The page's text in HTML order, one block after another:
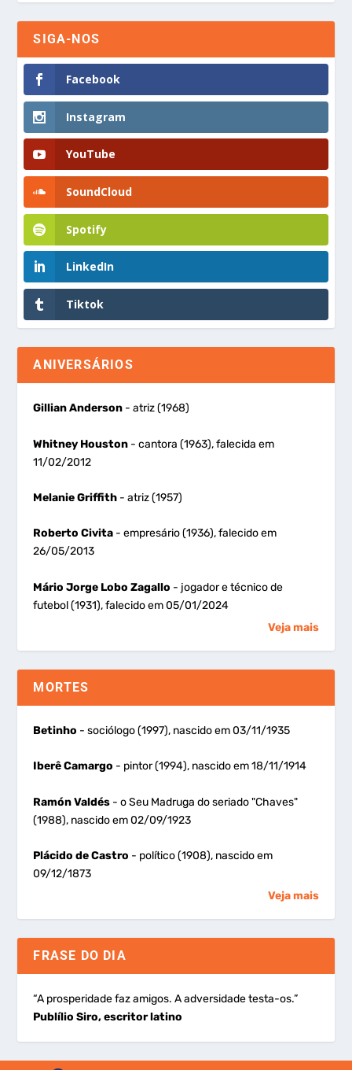
SIGA-NOS
Facebook
Instagram
YouTube
SoundCloud
Spotify
LinkedIn
Tiktok
ANIVERSÁRIOS
Gillian Anderson - atriz (1968)
Whitney Houston - cantora (1963), falecida em
11/02/2012
Melanie Griffith - atriz (1957)
Roberto Civita - empresário (1936), falecido em
26/05/2013
Mário Jorge Lobo Zagallo - jogador e técnico de
futebol (1931), falecido em 05/01/2024
Veja mais
MORTES
Betinho - sociólogo (1997), nascido em 03/11/1935
Iberê Camargo - pintor (1994), nascido em 18/11/1914
Ramón Valdés - o Seu Madruga do seriado "Chaves"
(1988), nascido em 02/09/1923
Plácido de Castro - político (1908), nascido em
09/12/1873
Veja mais
FRASE DO DIA
“A prosperidade faz amigos. A adversidade testa-os.”
Publílio Siro, escritor latino